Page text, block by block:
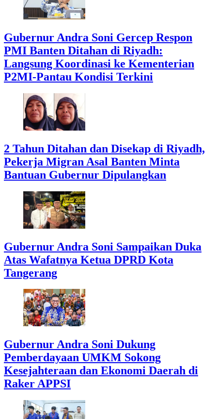
Gubernur Andra Soni Gercep Respon
PMI Banten Ditahan di Riyadh:
Langsung Koordinasi ke Kementerian
P2MI-Pantau Kondisi Terkini
2 Tahun Ditahan dan Disekap di Riyadh,
Pekerja Migran Asal Banten Minta
Bantuan Gubernur Dipulangkan
Gubernur Andra Soni Sampaikan Duka
Atas Wafatnya Ketua DPRD Kota
Tangerang
Gubernur Andra Soni Dukung
Pemberdayaan UMKM Sokong
Kesejahteraan dan Ekonomi Daerah di
Raker APPSI